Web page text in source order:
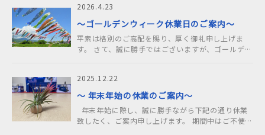
2026.4.23
～ゴールデンウィーク休業日のご案内～
平素は格別のご高配を賜り、厚く御礼申し上げま
す。 さて、誠に勝手ではございますが、ゴールデン
2025.12.22
～ 年末年始の休業のご案内～
致したく、ご案内申し上げます。 期間中はご不便を